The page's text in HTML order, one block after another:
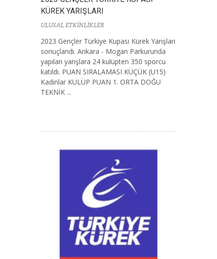
KÜREK YARIŞLARI
ULUSAL ETKİNLİKLER
2023 Gençler Türkiye Kupası Kürek Yarışları
sonuçlandı. Ankara - Mogan Parkurunda
yapılan yarışlara 24 kulüpten 350 sporcu
katıldı. PUAN SIRALAMASI KÜÇÜK (U15)
Kadınlar KULÜP PUAN 1. ORTA DOĞU
TEKNİK ...